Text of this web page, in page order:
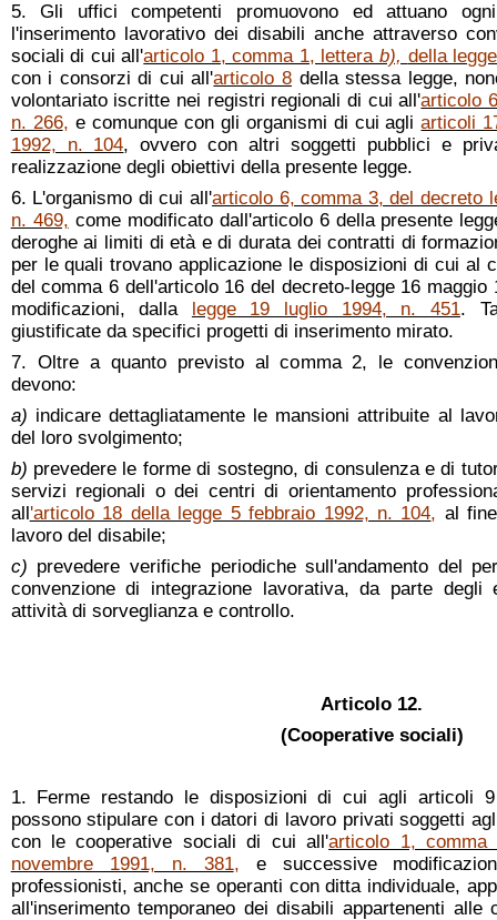
5. Gli uffici competenti promuovono ed attuano
l'inserimento lavorativo dei disabili anche attraverso
sociali di cui all'articolo 1, comma 1, letterab), della
con i consorzi di cui all'articolo 8della stessa legge,
volontariato iscritte nei registri regionali di cui all'articolo
n. 266, e comunque con gli organismi di cui agliarticoli
1992, n. 104, ovvero con altri soggetti pubblici e
realizzazione degli obiettivi della presente legge.
6. L'organismo di cui all'articolo 6, comma 3, del decreto
n. 469, come modificato dall'articolo 6 della presente
deroghe ai limiti di età e di durata dei contratti di
per le quali trovano applicazione le disposizioni di cui al
del comma 6 dell'articolo 16 del decreto-legge 16
modificazioni, dalla legge 19 luglio 1994, n. 451.
giustificate da specifici progetti di inserimento mirato.
7. Oltre a quanto previsto al comma 2, le
devono:
a) indicare dettagliatamente le mansioni attribuite al
del loro svolgimento;
b) prevedere le forme di sostegno, di consulenza e di
servizi regionali o dei centri di orientamento
all'articolo 18 della legge 5 febbraio 1992, n. 104, al
lavoro del disabile;
c) prevedere verifiche periodiche sull'andamento del
convenzione di integrazione lavorativa, da parte degli
attività di sorveglianza e controllo.
Articolo 12.
(Cooperative sociali)
1. Ferme restando le disposizioni di cui agli articoli
possono stipulare con i datori di lavoro privati soggetti
con le cooperative sociali di cui all'articolo 1,
novembre 1991, n. 381, e successive
professionisti, anche se operanti con ditta individuale,
all'inserimento temporaneo dei disabili appartenenti